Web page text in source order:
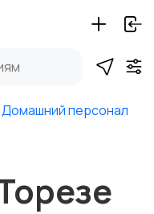
Домашний персонал